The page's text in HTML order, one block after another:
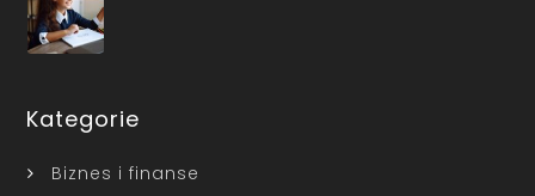
Kategorie
Biznes i finanse